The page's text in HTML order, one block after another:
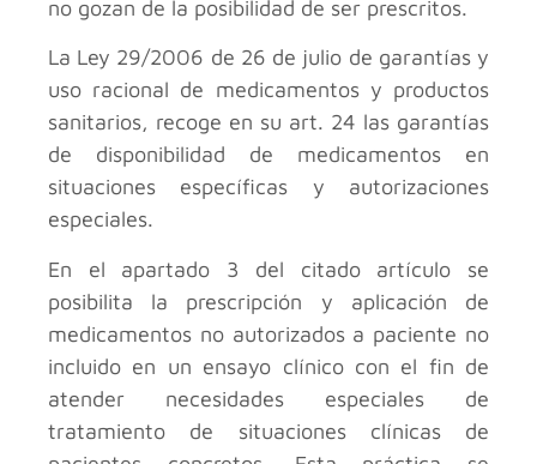
no gozan de la posibilidad de ser prescritos.
La Ley 29/2006 de 26 de julio de garantías y
uso racional de medicamentos y productos
sanitarios, recoge en su art. 24 las garantías
de disponibilidad de medicamentos en
situaciones específicas y autorizaciones
especiales.
En el apartado 3 del citado artículo se
posibilita la prescripción y aplicación de
medicamentos no autorizados a paciente no
incluido en un ensayo clínico con el fin de
atender necesidades especiales de
tratamiento de situaciones clínicas de